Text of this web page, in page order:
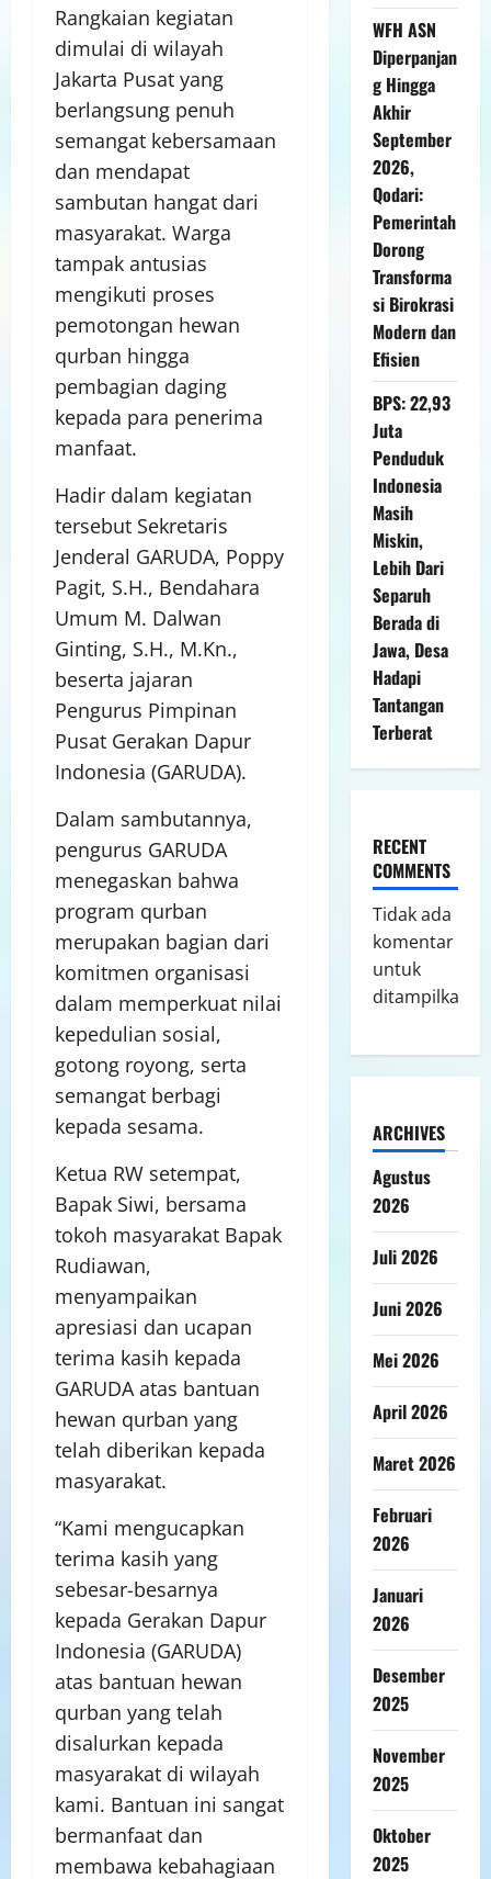
Rangkaian kegiatan
dimulai di wilayah
Jakarta Pusat yang
berlangsung penuh
semangat kebersamaan
dan mendapat
sambutan hangat dari
masyarakat. Warga
tampak antusias
mengikuti proses
pemotongan hewan
qurban hingga
pembagian daging
kepada para penerima
manfaat.
Hadir dalam kegiatan
tersebut Sekretaris
Jenderal GARUDA, Poppy
Pagit, S.H., Bendahara
Umum M. Dalwan
Ginting, S.H., M.Kn.,
beserta jajaran
Pengurus Pimpinan
Pusat Gerakan Dapur
Indonesia (GARUDA).
Dalam sambutannya,
pengurus GARUDA
menegaskan bahwa
program qurban
merupakan bagian dari
komitmen organisasi
dalam memperkuat nilai
kepedulian sosial,
gotong royong, serta
semangat berbagi
kepada sesama.
Ketua RW setempat,
Bapak Siwi, bersama
tokoh masyarakat Bapak
Rudiawan,
menyampaikan
apresiasi dan ucapan
terima kasih kepada
GARUDA atas bantuan
hewan qurban yang
telah diberikan kepada
masyarakat.
“Kami mengucapkan
terima kasih yang
sebesar-besarnya
kepada Gerakan Dapur
Indonesia (GARUDA)
atas bantuan hewan
qurban yang telah
disalurkan kepada
masyarakat di wilayah
kami. Bantuan ini sangat
bermanfaat dan
membawa kebahagiaan
WFH ASN
Diperpanjan
g Hingga
Akhir
September
2026,
Qodari:
Pemerintah
Dorong
Transforma
si Birokrasi
Modern dan
Efisien
BPS: 22,93
Juta
Penduduk
Indonesia
Masih
Miskin,
Lebih Dari
Separuh
Berada di
Jawa, Desa
Hadapi
Tantangan
Terberat
RECENT
COMMENTS
Tidak ada
komentar
untuk
ditampilkan.
ARCHIVES
Agustus
2026
Juli 2026
Juni 2026
Mei 2026
April 2026
Maret 2026
Februari
2026
Januari
2026
Desember
2025
November
2025
Oktober
2025